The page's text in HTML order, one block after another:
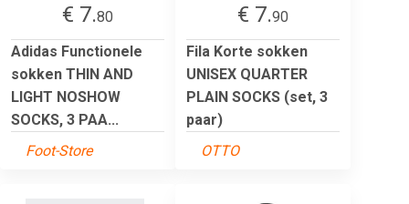
€ 7.80
Adidas Functionele
sokken THIN AND
LIGHT NOSHOW
SOCKS, 3 PAA...
Foot-Store
€ 7.90
Fila Korte sokken
UNISEX QUARTER
PLAIN SOCKS (set, 3
paar)
OTTO